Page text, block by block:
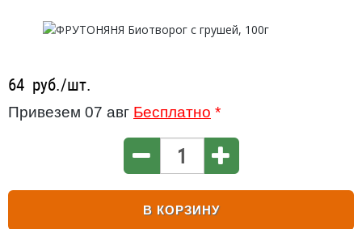
64 руб./шт.
Привезем 07 авг Бесплатно *
В КОРЗИНУ